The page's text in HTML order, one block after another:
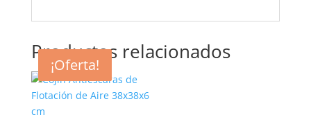
Productos relacionados
¡Oferta!
¡Oferta!
¡Oferta!